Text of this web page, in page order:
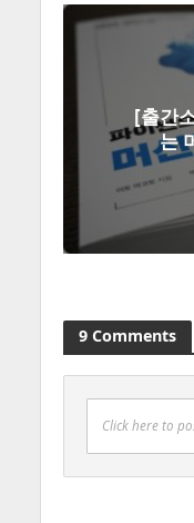
[출간
는
9 Comments
Click here to